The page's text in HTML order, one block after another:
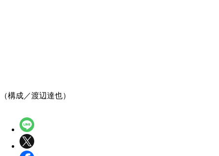
（構成／渡辺達也）